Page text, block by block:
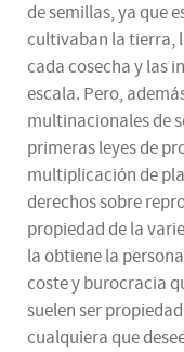
de semillas, ya que
cultivaban la tierra,
cada cosecha y las
escala. Pero,
multinacionales de
primeras leyes de
multiplicación de
derechos sobre
propiedad de la
la obtiene la
coste y burocracia
suelen ser
cualquiera que